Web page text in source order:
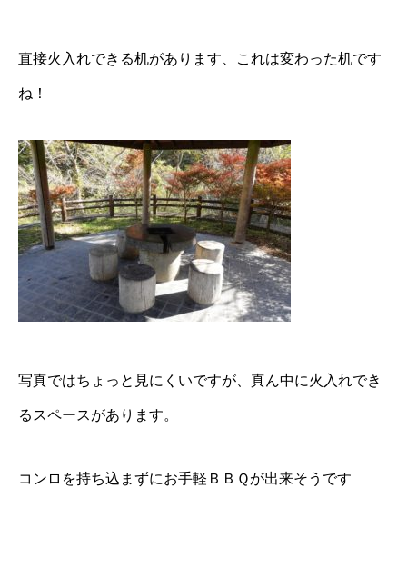
直接火入れできる机があります、これは変わった机です
ね！
写真ではちょっと見にくいですが、真ん中に火入れでき
るスペースがあります。
コンロを持ち込まずにお手軽ＢＢＱが出来そうです